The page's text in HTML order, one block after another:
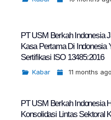
PT USM Berkah Indonesia
Kasa Pertama Di Indonesia
Sertifikasi ISO 13485:2016
Kabar 11 months ago
PT USM Berkah Indonesia
Konsolidasi Lintas Sektoral